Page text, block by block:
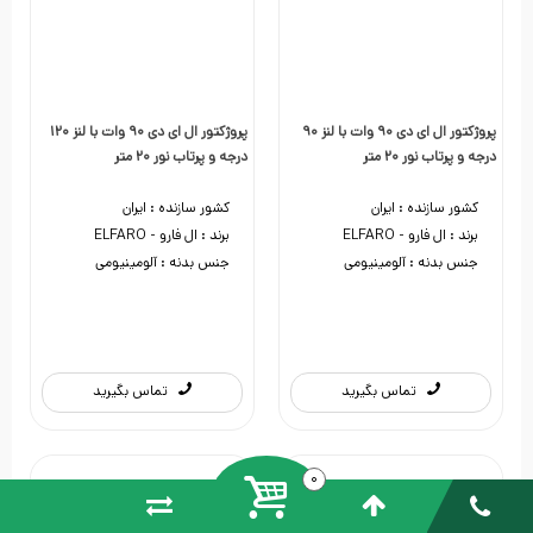
پروژکتور ال ای دی 90 وات با لنز 90
درجه و پرتاب نور 20 متر
کشور سازنده : ایران
برند : ال فارو - ELFARO
جنس بدنه : آلومینیومی
تماس بگیرید
پروژکتور ال ای دی 90 وات با لنز 120
درجه و پرتاب نور 20 متر
کشور سازنده : ایران
برند : ال فارو - ELFARO
جنس بدنه : آلومینیومی
تماس بگیرید
0